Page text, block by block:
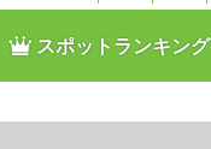
スポットランキング